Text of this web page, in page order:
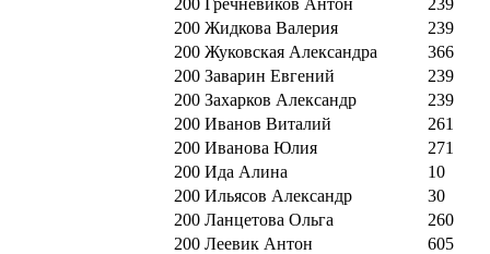
200 Гречневиков Антон
239
200 Жидкова Валерия
239
200 Жуковская Александра
366
200 Заварин Евгений
239
200 Захарков Александр
239
200 Иванов Виталий
261
200 Иванова Юлия
271
200 Ида Алина
10
200 Ильясов Александр
30
200 Ланцетова Ольга
260
200 Леевик Антон
605